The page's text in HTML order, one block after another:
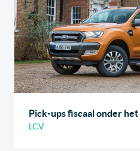
Pick-ups fiscaal onder
LCV